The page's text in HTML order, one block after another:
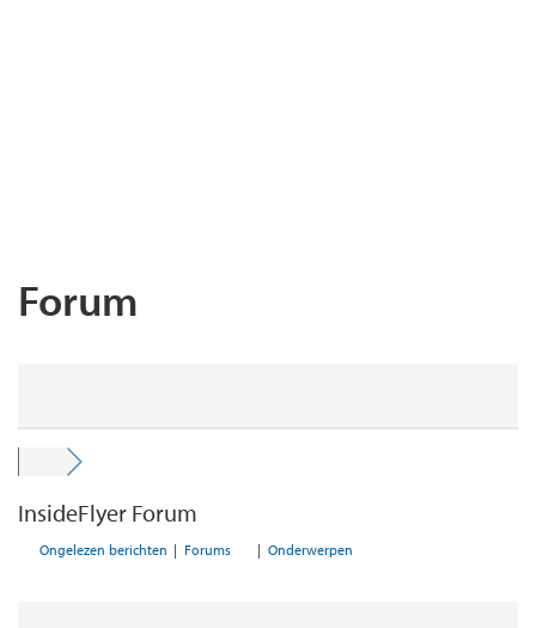
Forum
InsideFlyer Forum
Ongelezen berichten | Forums | Onderwerpen